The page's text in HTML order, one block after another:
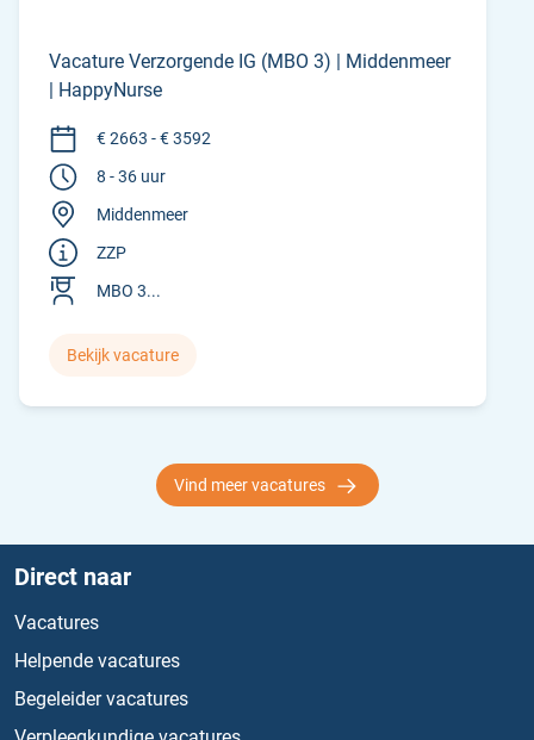
Vacature Verzorgende IG (MBO 3) | Middenmeer
| HappyNurse
€ 2663 - € 3592
8 - 36 uur
Middenmeer
ZZP
MBO 3...
Bekijk vacature
Vind meer vacatures
Direct naar
Vacatures
Helpende vacatures
Begeleider vacatures